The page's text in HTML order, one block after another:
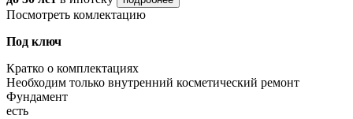
Посмотреть комлектацию
Под ключ
Кратко о комплектациях
Необходим только внутренний косметический ремонт
Фундамент
есть